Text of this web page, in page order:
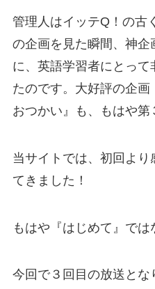
管理人はイッテQ！の古
の企画を見た瞬間、神
に、英語学習者にとっ
たのです。大好評の企
おつかい』も、もはや第
当サイトでは、初回よ
てきました！
もはや『はじめて』で
今回で３回目の放送とな